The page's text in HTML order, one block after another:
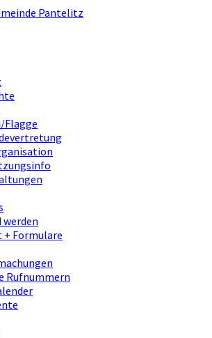
Pantelitz
Flagge
Formulare
Rufnummern